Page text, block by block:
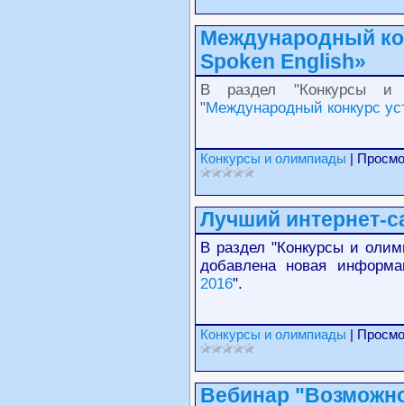
Международный
Spoken English»
В раздел "Конкурсы и
"Международный конкурс
Конкурсы и олимпиады |
Лучший интернет-
В раздел "Конкурсы и
добавлена новая
2016".
Конкурсы и олимпиады |
Вебинар